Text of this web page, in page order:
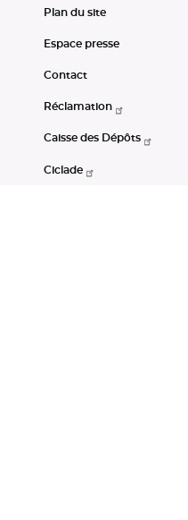
Plan du site
Espace presse
Contact
Réclamation
Caisse des Dépôts
Ciclade